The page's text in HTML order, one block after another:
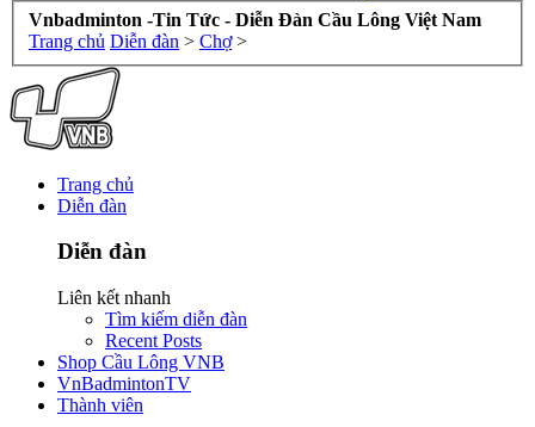
Vnbadminton -Tin Tức - Diễn Đàn Cầu Lông Việt Nam
Trang chủ Diễn đàn > Chợ >
Trang chủ
Diễn đàn
Diễn đàn
Liên kết nhanh
Tìm kiếm diễn đàn
Recent Posts
Shop Cầu Lông VNB
VnBadmintonTV
Thành viên